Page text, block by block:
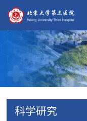
科学研究